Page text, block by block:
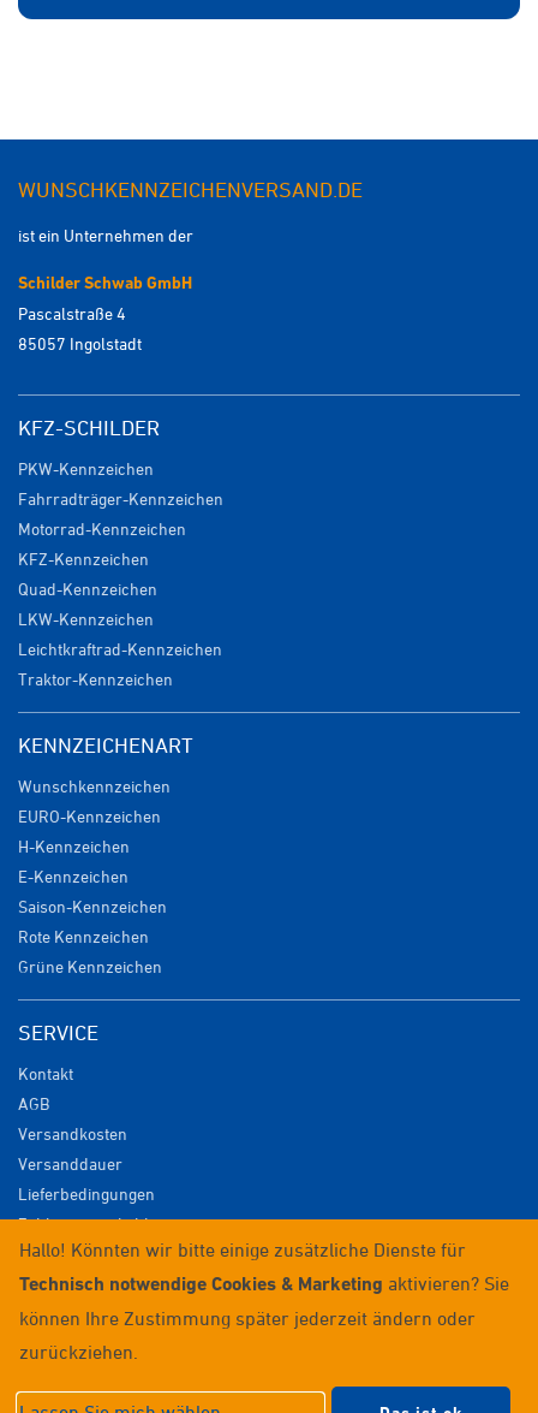
WUNSCHKENNZEICHENVERSAND.DE
ist ein Unternehmen der
Schilder Schwab GmbH
Pascalstraße 4
85057 Ingolstadt
KFZ-SCHILDER
PKW-Kennzeichen
Fahrradträger-Kennzeichen
Motorrad-Kennzeichen
KFZ-Kennzeichen
Quad-Kennzeichen
LKW-Kennzeichen
Leichtkraftrad-Kennzeichen
Traktor-Kennzeichen
KENNZEICHENART
Wunschkennzeichen
EURO-Kennzeichen
H-Kennzeichen
E-Kennzeichen
Saison-Kennzeichen
Rote Kennzeichen
Grüne Kennzeichen
SERVICE
Kontakt
AGB
Versandkosten
Versanddauer
Lieferbedingungen
Zahlungsmöglichkeiten
Datenschutz
Impressum
Widerrufsrecht
Anmelden / Registrieren
© 2026 Wunschkennzeichenversand
Hallo! Könnten wir bitte einige zusätzliche Dienste für
Technisch notwendige Cookies & Marketing aktivieren? Sie
können Ihre Zustimmung später jederzeit ändern oder
zurückziehen.